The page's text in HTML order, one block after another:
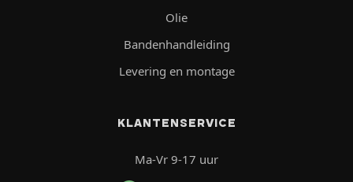
Olie
Bandenhandleiding
Levering en montage
KLANTENSERVICE
Ma-Vr 9-17 uur